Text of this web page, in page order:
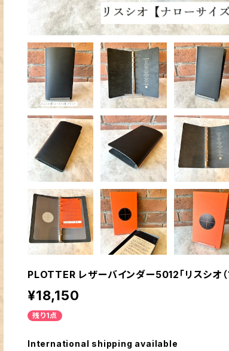
PLOTTER レザーバインダー5012「リスシオ
¥18,150
残り1点
International shipping available